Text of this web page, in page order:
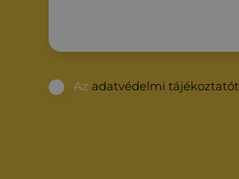
Az adatvédelmi tájékoztatót